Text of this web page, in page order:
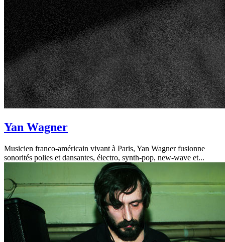
Yan Wagner
Musicien franco-américain vivant à Paris, Yan Wagner fusionne
sonorités polies et dansantes, électro, synth-pop, new-wave et...